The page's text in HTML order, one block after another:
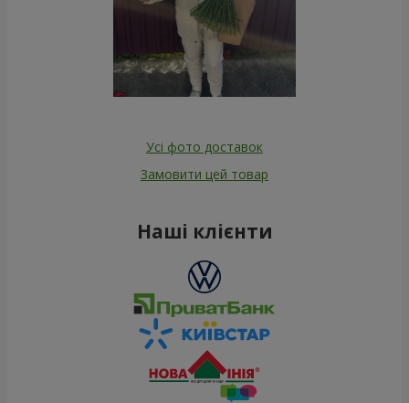
Усі фото доставок
Замовити цей товар
Наші клієнти